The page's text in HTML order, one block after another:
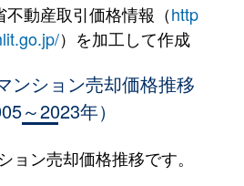
万円 真駒内
徒歩45分
万円 真駒内
万円 真駒内
徒歩45分
動産取引価格情報（http
）を加工して作成
ンション売却価格推移
～2023年）
ョン売却価格推移です。